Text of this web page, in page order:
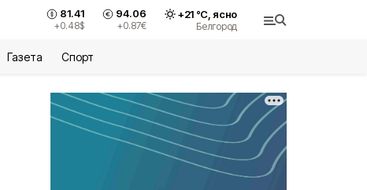
81.41
+0.48$
94.06
+0.87€
+21°С, ясно
Белгород
Газета Спорт